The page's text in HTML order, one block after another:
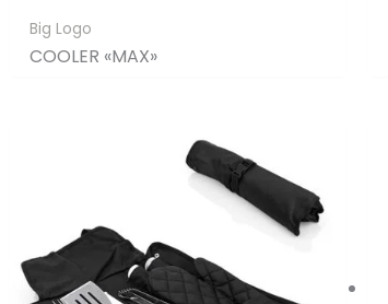
Big Logo
COOLER «MAX»